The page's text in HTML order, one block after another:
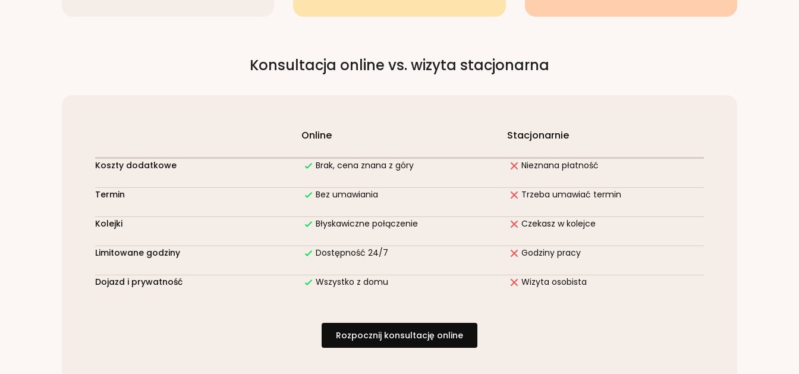
Konsultacja online vs. wizyta stacjonarna
Online Stacjonarnie
Koszty dodatkowe Brak, cena znana z góry Nieznana płatność
Termin Bez umawiania Trzeba umawiać termin
Kolejki Błyskawiczne połączenie Czekasz w kolejce
Limitowane godziny Dostępność 24/7 Godziny pracy
Dojazd i prywatność Wszystko z domu Wizyta osobista
Rozpocznij konsultację online